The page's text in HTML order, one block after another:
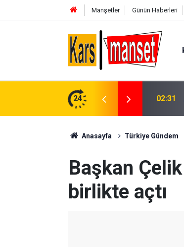
Manşetler Günün Haberleri
24 01:56
Anasayfa Türkiye Gündem
Başkan
birlikte açtı